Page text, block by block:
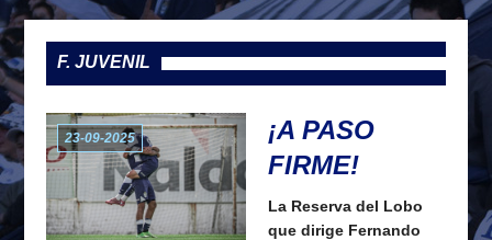
F. JUVENIL
23-09-2025
¡A PASO
FIRME!
La Reserva del Lobo
que dirige Fernando